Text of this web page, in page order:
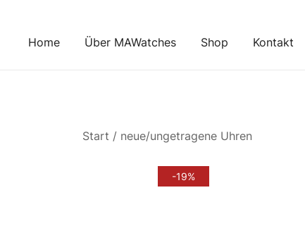
springenHome Über MAWatches Shop Kontakt
Start / neue/ungetragene Uhren
-19%